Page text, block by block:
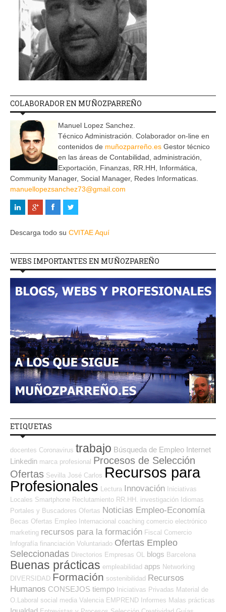
COLABORADOR EN MUÑOZPARREÑO
Manuel Lopez Sanchez.
Técnico Administración. Colaborador on-line en
contenidos de muñozparreño.es Gestor técnico
en las áreas de Contabilidad, administración,
Exportación, Finanzas, RR.HH, Informática,
Community Manager, Social Manager, Redes Informaticas.
manuellopezsanchez73@gmail.com
Descarga todo su CVITAE Aquí
WEBS IMPORTANTES EN MUÑOZPAREÑO
ETIQUETAS
docentes Coronavirus trabajo Búsqueda de Empleo Internet
Linkedin marca profesional Procesos de Selección
Ofertas Sevilla José Carlos Recursos para
Profesionales Lectura Innovación Iniciativas
Locales Smartphone Reclutamiento RR.HH. investigación
Idiomas
Portales y Buscadores Ofertas Noticias Empleo-Economía
Becas Ofertas Empleo Internacional coaching comercio electrónico
marketing recursos para la formación Fiscal Comercio
Infografía financiación Voluntariado Ofertas Empleo
Seleccionadas Directorios Empresas OL blogs Barcelona
Buenas prácticas empleabilidad apps Networking
DIVERSIDAD Formación sostenibilidad Recursos
Humanos CONSEJOS tiempo Iniciativas Privadas Material de
O.Laboral social media Valencia EMPREND Informes Malas prácticas